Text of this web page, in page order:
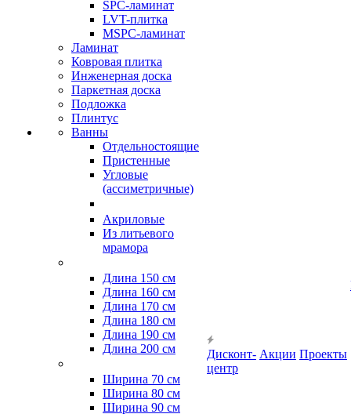
SPC-ламинат
LVT-плитка
MSPC-ламинат
Ламинат
Ковровая плитка
Инженерная доска
Паркетная доска
Подложка
Плинтус
Ванны
Отдельностоящие
Пристенные
Угловые
(ассиметричные)
Акриловые
Из литьевого
мрамора
Длина 150 см
Длина 160 см
Длина 170 см
Длина 180 см
Длина 190 см
Длина 200 см
Ширина 70 см
Ширина 80 см
Ширина 90 см
Дисконт-
центр
Акции Проекты